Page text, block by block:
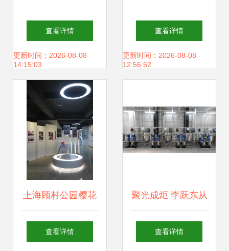
旅游日” 文娱有
礼，文化场馆管理
服务再升级
查看详情
更新时间：2026-08-08
14:15:03
立嘉展现场见证自
动化与数字化的互
新模式
查看详情
更新时间：2026-08-08
12:56:52
上海顾村公园樱花
文化艺术展示馆开
查看详情
聚光成炬 李跃东从
文化代理到场馆掌
查看详情